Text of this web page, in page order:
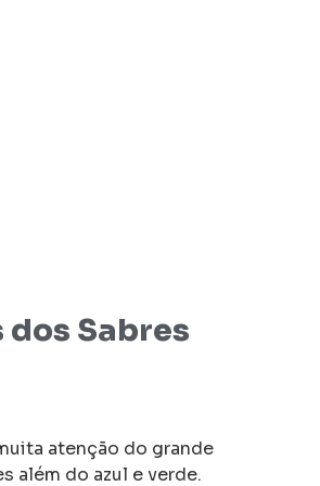
Sabres
atenção do grande
além do azul e verde.